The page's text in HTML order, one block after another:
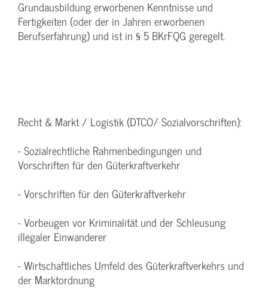
Grundausbildung erworbenen Kenntnisse und
Fertigkeiten (oder der in Jahren erworbenen
Berufserfahrung) und ist in § 5 BKrFQG geregelt.
Recht & Markt / Logistik (DTCO/ Sozialvorschriften):
- Sozialrechtliche Rahmenbedingungen und
Vorschriften für den Güterkraftverkehr
- Vorschriften für den Güterkraftverkehr
- Vorbeugen vor Kriminalität und der Schleusung
illegaler Einwanderer
- Wirtschaftliches Umfeld des Güterkraftverkehrs und
der Marktordnung